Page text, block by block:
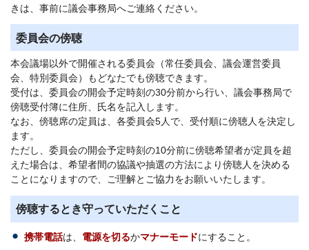
きは、事前に議会事務局へご連絡ください。
委員会の傍聴
本会議場以外で開催される委員会（常任委員会、議会運営委員
会、特別委員会）もどなたでも傍聴できます。
受付は、委員会の開会予定時刻の30分前から行い、議会事務局で
傍聴受付簿に住所、氏名を記入します。
なお、傍聴席の定員は、各委員会5人で、受付順に傍聴人を決定し
ます。
ただし、委員会の開会予定時刻の10分前に傍聴希望者が定員を超
えた場合は、希望者間の協議や抽選の方法により傍聴人を決める
ことになりますので、ご理解とご協力をお願いいたします。
傍聴するとき守っていただくこと
携帯電話は、 電源を切るかマナーモードにすること。